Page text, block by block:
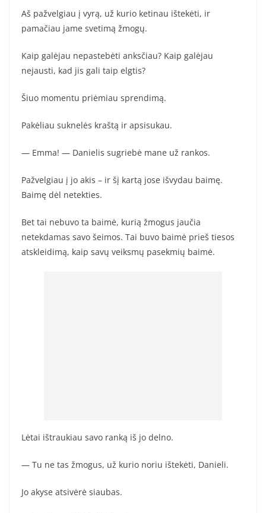
Aš pažvelgiau į vyrą, už kurio ketinau ištekėti, ir
pamačiau jame svetimą žmogų.
Kaip galėjau nepastebėti anksčiau? Kaip galėjau
nejausti, kad jis gali taip elgtis?
Šiuo momentu priėmiau sprendimą.
Pakėliau suknelės kraštą ir apsisukau.
— Emma! — Danielis sugriebė mane už rankos.
Pažvelgiau į jo akis – ir šį kartą jose išvydau baimę.
Baimę dėl netekties.
Bet tai nebuvo ta baimė, kurią žmogus jaučia
netekdamas savo šeimos. Tai buvo baimė prieš tiesos
atskleidimą, kaip savų veiksmų pasekmių baimė.
Lėtai ištraukiau savo ranką iš jo delno.
— Tu ne tas žmogus, už kurio noriu ištekėti, Danieli.
Jo akyse atsivėrė siaubas.